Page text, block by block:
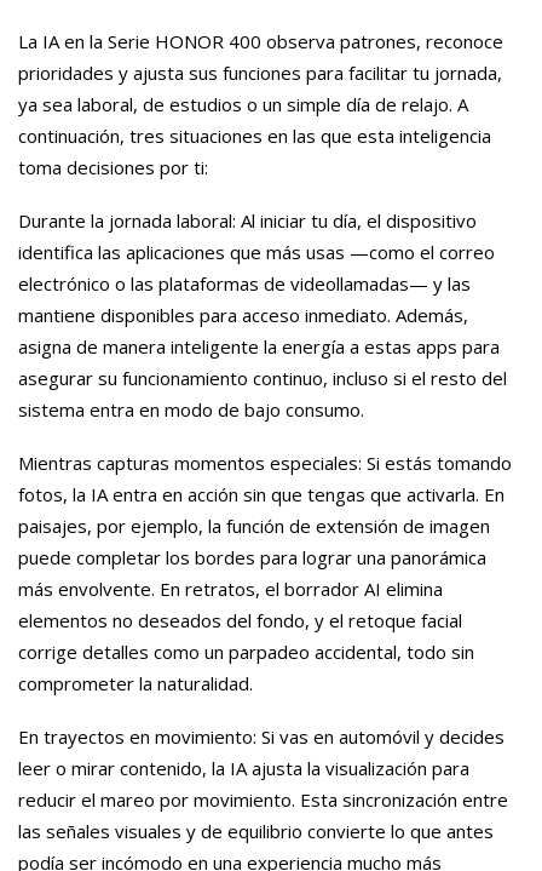
La IA en la Serie HONOR 400 observa patrones, reconoce
prioridades y ajusta sus funciones para facilitar tu jornada,
ya sea laboral, de estudios o un simple día de relajo. A
continuación, tres situaciones en las que esta inteligencia
toma decisiones por ti:
Durante la jornada laboral: Al iniciar tu día, el dispositivo
identifica las aplicaciones que más usas —como el correo
electrónico o las plataformas de videollamadas— y las
mantiene disponibles para acceso inmediato. Además,
asigna de manera inteligente la energía a estas apps para
asegurar su funcionamiento continuo, incluso si el resto del
sistema entra en modo de bajo consumo.
Mientras capturas momentos especiales: Si estás tomando
fotos, la IA entra en acción sin que tengas que activarla. En
paisajes, por ejemplo, la función de extensión de imagen
puede completar los bordes para lograr una panorámica
más envolvente. En retratos, el borrador AI elimina
elementos no deseados del fondo, y el retoque facial
corrige detalles como un parpadeo accidental, todo sin
comprometer la naturalidad.
En trayectos en movimiento: Si vas en automóvil y decides
leer o mirar contenido, la IA ajusta la visualización para
reducir el mareo por movimiento. Esta sincronización entre
las señales visuales y de equilibrio convierte lo que antes
podía ser incómodo en una experiencia mucho más